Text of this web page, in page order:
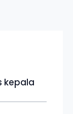
kepala